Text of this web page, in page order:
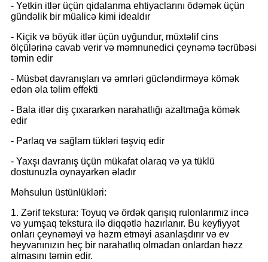
- Yetkin itlər üçün qidalanma ehtiyaclarını ödəmək üçün
gündəlik bir müalicə kimi idealdır
- Kiçik və böyük itlər üçün uyğundur, müxtəlif cins
ölçülərinə cavab verir və məmnunedici çeynəmə təcrübəsi
təmin edir
- Müsbət davranışları və əmrləri gücləndirməyə kömək
edən əla təlim effekti
- Bala itlər diş çıxararkən narahatlığı azaltmağa kömək
edir
- Parlaq və sağlam tükləri təşviq edir
- Yaxşı davranış üçün mükafat olaraq və ya tüklü
dostunuzla oynayarkən əladır
Məhsulun üstünlükləri:
1. Zərif tekstura: Toyuq və ördək qarışıq rulonlarımız incə
və yumşaq tekstura ilə diqqətlə hazırlanır. Bu keyfiyyət
onları çeynəməyi və həzm etməyi asanlaşdırır və ev
heyvanınızın heç bir narahatlıq olmadan onlardan həzz
almasını təmin edir.